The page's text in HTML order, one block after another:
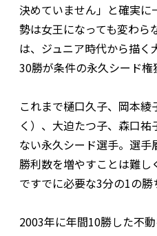
決めていません」と確実
勢は女王になっても変わら
は、ジュニア時代から描
30勝が条件の永久シード権
これまで樋口久子、岡本綾
く）、大迫たつ子、森口
ない永久シード選手。選手
勝利数を増やすことは難
ですでに必要な3分の1の勝
2003年に年間10勝した不